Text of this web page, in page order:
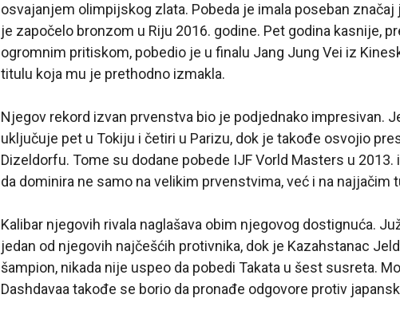
osvajanjem olimpijskog zlata. Pobeda je imala poseban
je započelo bronzom u Riju 2016. godine. Pet godina kasnije,
ogromnim pritiskom, pobedio je u finalu Jang Jung Vei iz
titulu koja mu je prethodno izmakla.
Njegov rekord izvan prvenstva bio je podjednako impresivan.
uključuje pet u Tokiju i četiri u Parizu, dok je takođe osvojio
Dizeldorfu. Tome su dodane pobede IJF Vorld Masters u 2013.
da dominira ne samo na velikim prvenstvima, već i na najjačim
Kalibar njegovih rivala naglašava obim njegovog dostignuća.
jedan od njegovih najčešćih protivnika, dok je Kazahstanac
šampion, nikada nije uspeo da pobedi Takata u šest susreta.
Dashdavaa takođe se borio da pronađe odgovore protiv